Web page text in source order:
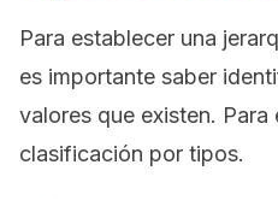
Para establecer una
es importante saber
valores que existen. Para
clasificación por tipos.